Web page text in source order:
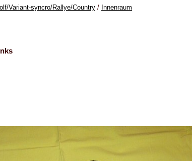
Variant-syncro/Rallye/Country / Innenraum